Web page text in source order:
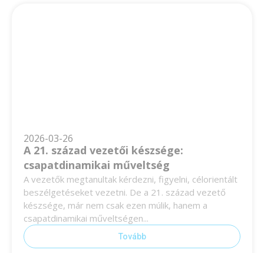
2026-03-26
A 21. század vezetői készsége:
csapatdinamikai műveltség
A vezetők megtanultak kérdezni, figyelni, célorientált
beszélgetéseket vezetni. De a 21. század vezető
készsége, már nem csak ezen múlik, hanem a
csapatdinamikai műveltségen...
Tovább